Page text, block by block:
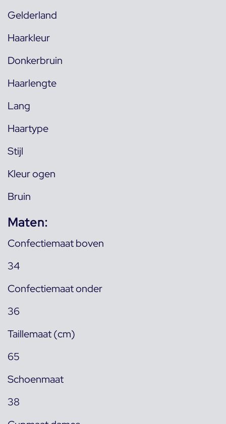
Gelderland
Haarkleur
Donkerbruin
Haarlengte
Lang
Haartype
Stijl
Kleur ogen
Bruin
Maten:
Confectiemaat boven
34
Confectiemaat onder
36
Taillemaat (cm)
65
Schoenmaat
38